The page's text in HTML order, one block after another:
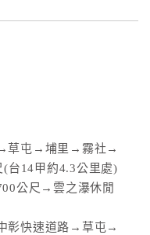
→草屯→埔里→霧社→
台14甲約4.3公里處)
公尺→雲之瀑休閒
彰快速道路→草屯→